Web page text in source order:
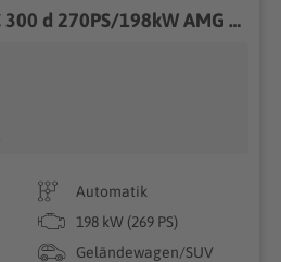
Mercedes-Benz GLC 300 d 270PS/198kW AMG Line 9G-Tronic 4Matic 2026 +AHK +AMG-Felgen +Fahren Assistent Paket +Distronic Plus 198kW (269PS), Autom. 9-Gang, Allrad
Automatik
198 kW (269 PS)
Geländewagen/SUV